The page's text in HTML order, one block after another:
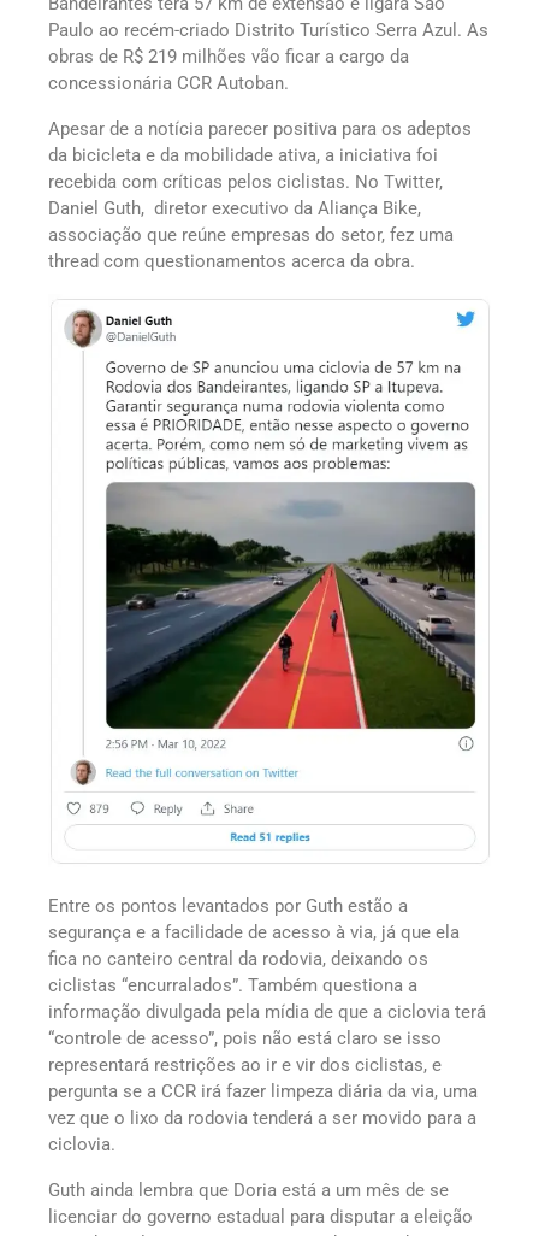
Paulo ao recém-criado Distrito Turístico Serra Azul. As
obras de R$ 219 milhões vão ficar a cargo da
concessionária CCR Autoban.
Apesar de a notícia parecer positiva para os adeptos
da bicicleta e da mobilidade ativa, a iniciativa foi
recebida com críticas pelos ciclistas. No Twitter,
Daniel Guth, diretor executivo da Aliança Bike,
associação que reúne empresas do setor, fez uma
thread com questionamentos acerca da obra.
Entre os pontos levantados por Guth estão a
segurança e a facilidade de acesso à via, já que ela
fica no canteiro central da rodovia, deixando os
ciclistas “encurralados”. Também questiona a
informação divulgada pela mídia de que a ciclovia terá
“controle de acesso”, pois não está claro se isso
representará restrições ao ir e vir dos ciclistas, e
pergunta se a CCR irá fazer limpeza diária da via, uma
vez que o lixo da rodovia tenderá a ser movido para a
ciclovia.
Guth ainda lembra que Doria está a um mês de se
licenciar do governo estadual para disputar a eleição